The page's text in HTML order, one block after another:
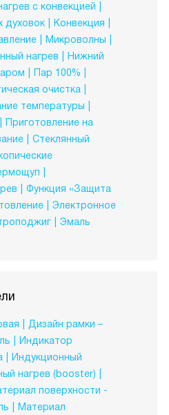
с конвекцией
духовок
Конвекция
Микроволны
нагрев
Нижний
Пар 100%
очистка
температуры
Приготовление на
Стеклянный
Функция «Защита
Электронное
Эмаль
Дизайн рамки –
Индикатор
Индукционный
нагрев (booster)
поверхности -
Материал